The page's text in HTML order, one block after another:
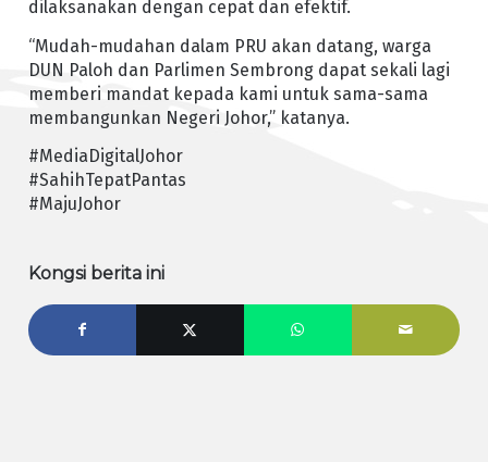
dilaksanakan dengan cepat dan efektif.
“Mudah-mudahan dalam PRU akan datang, warga
DUN Paloh dan Parlimen Sembrong dapat sekali lagi
memberi mandat kepada kami untuk sama-sama
membangunkan Negeri Johor,” katanya.
#MediaDigitalJohor
#SahihTepatPantas
#MajuJohor
Kongsi berita ini